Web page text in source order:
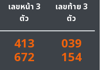
เลขหน้า 3
ตัว
เลขท้าย 3
ตัว
413
672
039
154